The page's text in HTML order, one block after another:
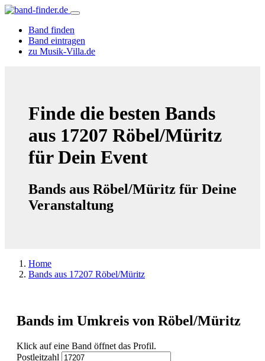
Band finden
Band eintragen
zu Musik-Villa.de
Finde die besten Bands
aus 17207 Röbel/Müritz
für Dein Event
Bands aus Röbel/Müritz für Deine
Veranstaltung
Home
Bands aus 17207 Röbel/Müritz
Bands im Umkreis von Röbel/Müritz
Klick auf eine Band öffnet das Profil.
Postleitzahl